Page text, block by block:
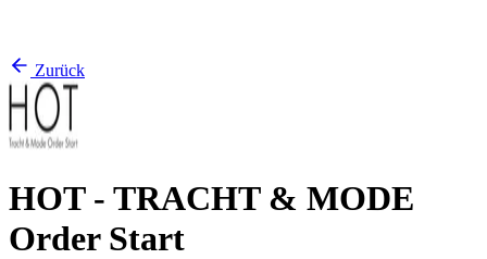
Zurück
HOT - TRACHT & MODE
Order Start